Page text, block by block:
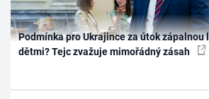
Podmínka pro Ukrajince za útok zápalnou
dětmi? Tejc zvažuje mimořádný zásah